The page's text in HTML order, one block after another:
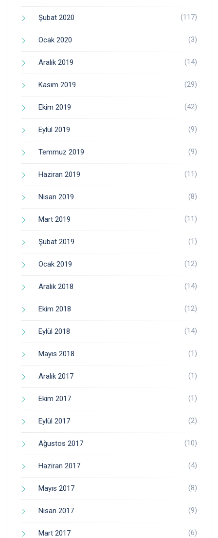
Şubat 2020 (117)
Ocak 2020 (3)
Aralık 2019 (14)
Kasım 2019 (29)
Ekim 2019 (42)
Eylül 2019 (9)
Temmuz 2019 (9)
Haziran 2019 (11)
Nisan 2019 (8)
Mart 2019 (11)
Şubat 2019 (1)
Ocak 2019 (12)
Aralık 2018 (14)
Ekim 2018 (12)
Eylül 2018 (14)
Mayıs 2018 (1)
Aralık 2017 (1)
Ekim 2017 (1)
Eylül 2017 (2)
Ağustos 2017 (10)
Haziran 2017 (4)
Mayıs 2017 (8)
Nisan 2017 (9)
Mart 2017 (6)